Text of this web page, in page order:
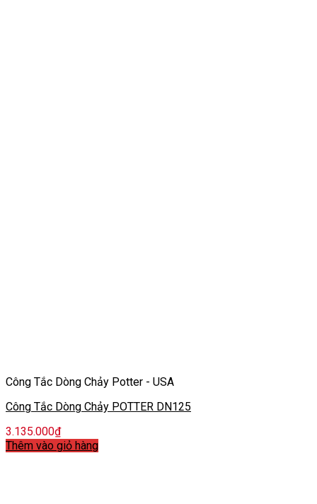
Công Tắc Dòng Chảy Potter - USA
Công Tắc Dòng Chảy POTTER DN125
3.135.000₫
Thêm vào giỏ hàng